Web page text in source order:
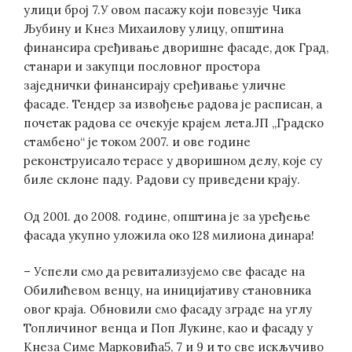
улици број 7.У овом пасажу који повезује Чика
Љубину и Кнез Михаилову улицу, општина
финансира сређивање дворишне фасаде, док Град,
станари и закупци пословног простора
заједнички финансирају сређивање уличне
фасаде. Тендер за извођење радова је расписан, а
почетак радова се очекује крајем лета.ЈП „Градско
стамбено“ је током 2007. и ове године
реконструисало терасе у дворишном делу, које су
биле склоне паду. Радови су приведени крају.
Од 2001. до 2008. године, општина је за уређење
фасада укупно уложила око 128 милиона динара!
– Успели смо да ревитализујемо све фасаде на
Обилићевом венцу, на иницијативу становника
овог краја. Обновили смо фасаду зграде на углу
Топличиног венца и Поп Лукине, као и фасаду у
Кнеза Симе Марковића5, 7 и 9 и то све искључиво